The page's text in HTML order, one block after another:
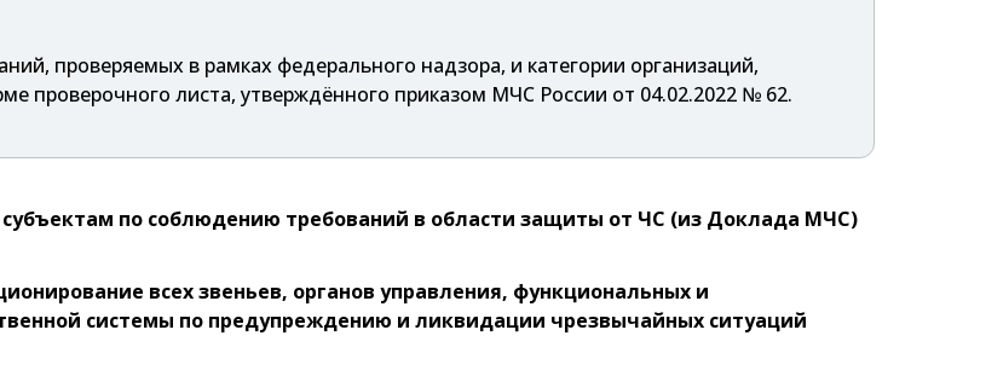
проверяемых в рамках федерального надзора, и категории организаций,
проверочного листа, утверждённого приказом МЧС России от 04.02.2022 № 62.
по соблюдению требований в области защиты от ЧС (из Доклада МЧС)
всех звеньев, органов управления, функциональных и
системы по предупреждению и ликвидации чрезвычайных ситуаций